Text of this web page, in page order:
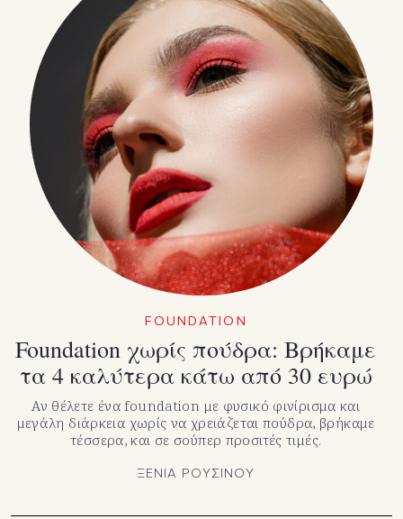
FOUNDATION
Foundation χωρίς πούδρα: Βρήκαμε
τα 4 καλύτερα κάτω από 30 ευρώ
Αν θέλετε ένα foundation με φυσικό φινίρισμα και
μεγάλη διάρκεια χωρίς να χρειάζεται πούδρα, βρήκαμε
τέσσερα, και σε σούπερ προσιτές τιμές.
ΞΕΝΙΑ ΡΟΥΣΙΝΟΥ